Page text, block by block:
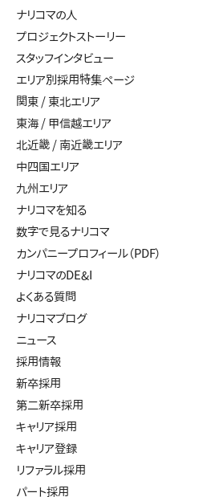
ナリコマの人
プロジェクトストーリー
スタッフインタビュー
エリア別採用特集ページ
関東 / 東北エリア
東海 / 甲信越エリア
北近畿 / 南近畿エリア
中四国エリア
九州エリア
ナリコマを知る
数字で見るナリコマ
カンパニープロフィール（PDF）
ナリコマのDE&I
よくある質問
ナリコマブログ
ニュース
採用情報
新卒採用
第二新卒採用
キャリア採用
キャリア登録
リファラル採用
パート採用